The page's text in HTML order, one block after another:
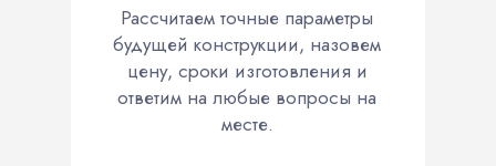
Рассчитаем точные параметры
будущей конструкции, назовем
цену, сроки изготовления и
ответим на любые вопросы на
месте.